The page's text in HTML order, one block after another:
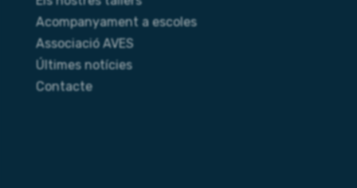
Acompanyament a escoles
Associació AVES
Últimes notícies
Contacte